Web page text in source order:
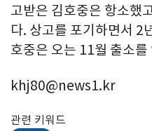
고받은 김호중은 항소했
다. 상고를 포기하면서 2
호중은 오는 11월 출소를
khj80@news1.kr
관련 키워드